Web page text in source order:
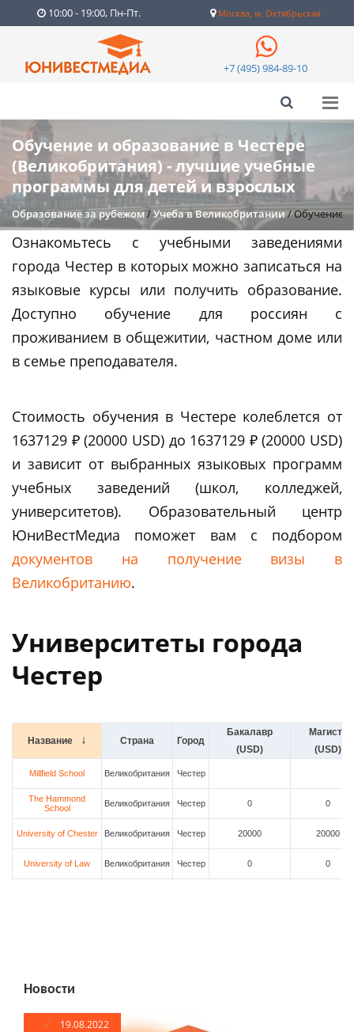
10:00 - 19:00, Пн-Пт. Москва, м. Октябрьская
+7 (495) 984-89-10
Обучение и образование в Честере
(Великобритания) - лучшие учебные
программы для детей и взрослых
Образование за рубежом/Учеба в Великобритании/Обучение и
Ознакомьтесь с учебными заведениями
города Честер в которых можно записаться на
языковые курсы или получить образование.
Доступно обучение для россиян с
проживанием в общежитии, частном доме или
в семье преподавателя.
Стоимость обучения в Честере колеблется от
1637129 ₽ (20000 USD) до 1637129 ₽ (20000 USD)
и зависит от выбранных языковых программ
учебных заведений (школ, колледжей,
университетов). Образовательный центр
ЮниВестМедиа поможет вам c подбором
документов на получение визы в
Великобританию.
Университеты города
Честер
Название Страна Город
Бакалавр
(USD)
Магистр
(USD)
Millfield School Великобритания Честер
The Hammond
School
Великобритания Честер 0 0
University of Chester Великобритания Честер 20000 20000
University of Law Великобритания Честер 0 0
Новости
19.08.2022